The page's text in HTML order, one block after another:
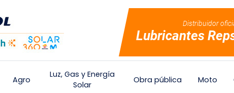
Distribuidor
Lubricantes
Agro
Luz, Gas y Energía
Solar
Obra pública Moto